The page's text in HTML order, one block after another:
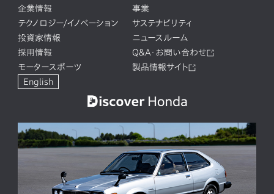
企業情報
事業
テクノロジー/イノベーション
サステナビリティ
投資家情報
ニュースルーム
採用情報
Q&A・お問い合わせ
モータースポーツ
製品情報サイト
English